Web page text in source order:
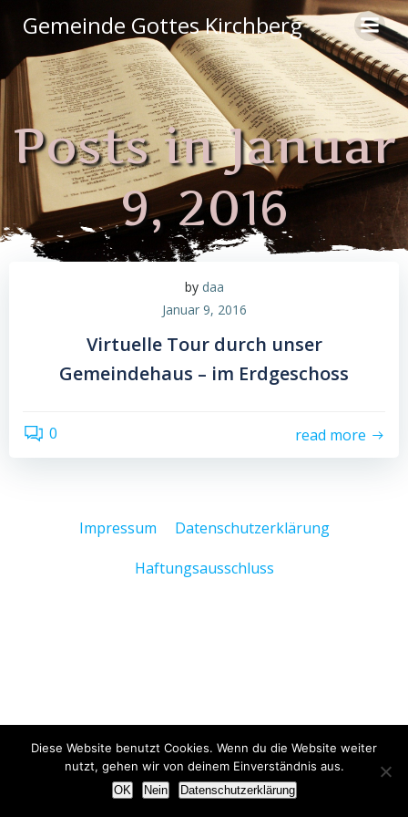
Inhalt
springen
Gemeinde Gottes Kirchberg
Posts in Januar
9, 2016
by daa
Januar 9, 2016
Virtuelle Tour durch unser
Gemeindehaus – im Erdgeschoss
0 read more
Impressum
Datenschutzerklärung
Haftungsausschluss
Diese Website benutzt Cookies. Wenn du die Website weiter
nutzt, gehen wir von deinem Einverständnis aus.
OK Nein Datenschutzerklärung